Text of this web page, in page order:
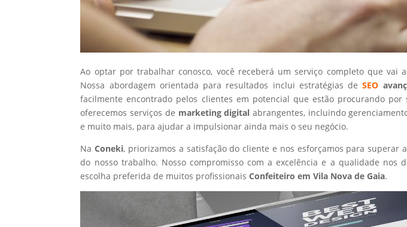
Ao optar por trabalhar conosco, você receberá um serviço completo que vai
Nossa abordagem orientada para resultados inclui estratégias deSEO
facilmente encontrado pelos clientes em potencial que estão procurando por
oferecemos serviços de marketing digital abrangentes, incluindo
e muito mais, para ajudar a impulsionar ainda mais o seu negócio.
NaConeki, priorizamos a satisfação do cliente e nos esforçamos para superar
do nosso trabalho. Nosso compromisso com a excelência e a qualidade nos
escolha preferida de muitos profissionaisConfeiteiro em Vila Nova de Gaia.